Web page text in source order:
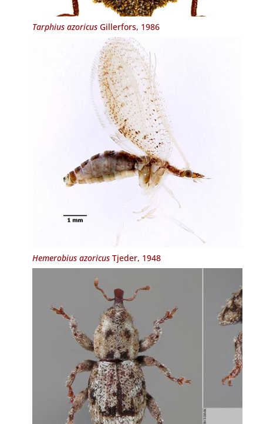
Tarphius azoricusGillerfors, 1986
Hemerobius azoricusTjeder, 1948